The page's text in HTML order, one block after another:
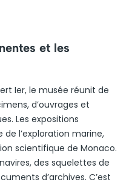
et les
Ier, le musée réunit de
d’ouvrages et
Les expositions
l’exploration marine,
scientifique de Monaco.
des squelettes de
d’archives. C’est